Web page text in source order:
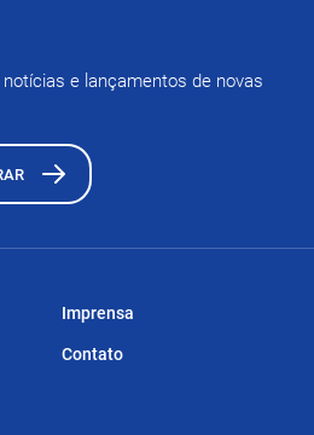
e lançamentos de novas
Imprensa
Contato